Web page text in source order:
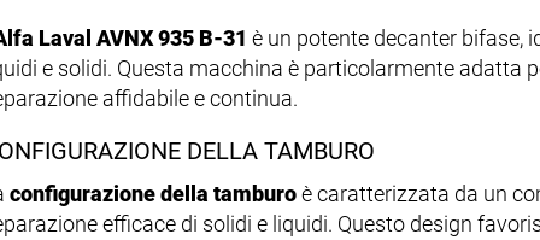
Laval AVNX 935 B-31 è un potente decanter bifase,
e solidi. Questa macchina è particolarmente adatta
affidabile e continua.
DELLA TAMBURO
configurazione della tamburoè caratterizzata da un
efficace di solidi e liquidi. Questo design